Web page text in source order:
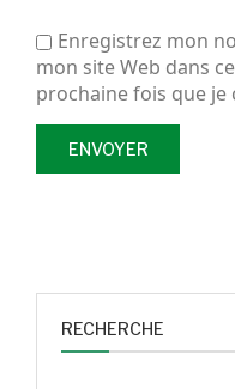
Enregistrez mon
mon site Web dans
prochaine fois que je
RECHERCHE